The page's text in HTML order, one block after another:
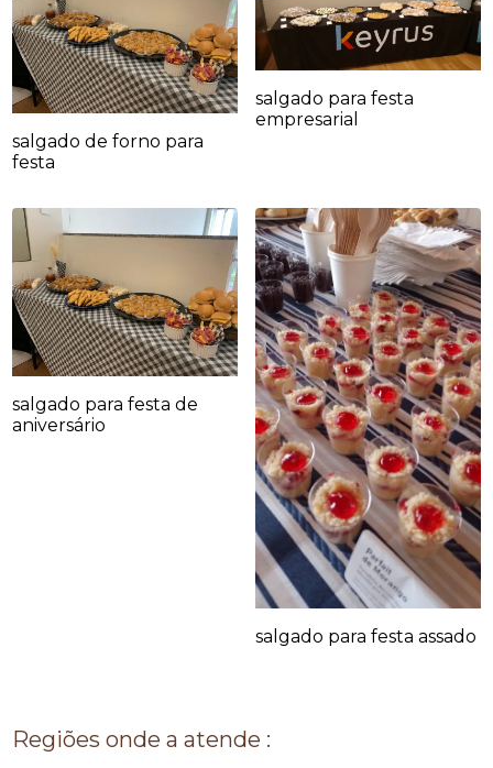
salgado de forno para
festa
salgado para festa
empresarial
salgado para festa de
aniversário
salgado para festa assado
Regiões onde a atende :